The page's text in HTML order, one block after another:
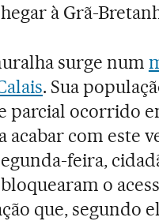
à Grã-
surge num
. Sua
parcial ocorrido
acabar com este
feira,
o
que, segundo